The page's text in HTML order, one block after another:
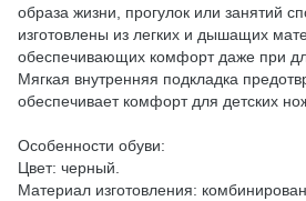
образа жизни, прогулок или занятий
изготовлены из легких и дышащих
обеспечивающих комфорт даже при
Мягкая внутренняя подкладка
обеспечивает комфорт для детских
Особенности обуви:
Цвет: черный.
Материал изготовления: